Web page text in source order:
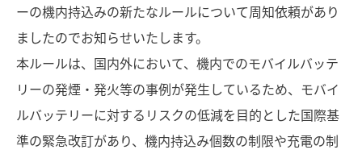
ーの機内持込みの新たなルールについて周知依頼があり
ましたのでお知らせいたします。
本ルールは、国内外において、機内でのモバイルバッテ
リーの発煙・発火等の事例が発生しているため、モバイ
ルバッテリーに対するリスクの低減を目的とした国際基
準の緊急改訂があり、機内持込み個数の制限や充電の制